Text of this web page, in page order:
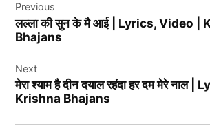
navigation
Previous
लल्ला की सुन के मै आई | Lyrics, Video |
Bhajans
Next
मेरा श्याम है दीन दयाल रहंदा हर दम मेरे नाल |
Krishna Bhajans